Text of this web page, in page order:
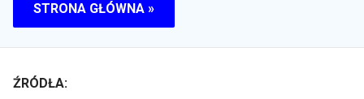
STRONA GŁÓWNA »
ŹRÓDŁA: